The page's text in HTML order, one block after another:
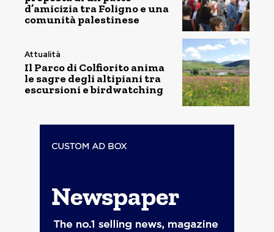
d’amicizia tra Foligno e una
comunità palestinese
Attualità
Il Parco di Colfiorito anima
le sagre degli altipiani tra
escursioni e birdwatching